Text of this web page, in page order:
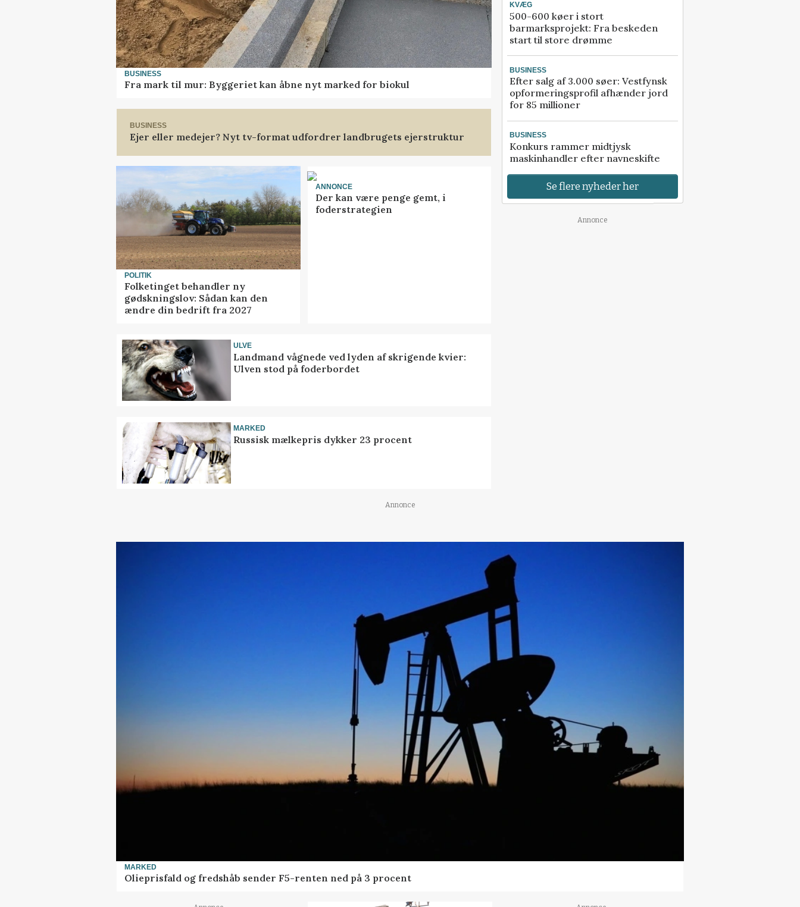
BUSINESS
Fra mark til mur: Byggeriet kan åbne nyt marked for biokul
BUSINESS
Ejer eller medejer? Nyt tv-format udfordrer landbrugets ejerstruktur
POLITIK
Folketinget behandler ny
gødskningslov: Sådan kan den
ændre din bedrift fra 2027
ANNONCE
Der kan være penge gemt, i
foderstrategien
ULVE
Landmand vågnede ved lyden af skrigende kvier:
Ulven stod på foderbordet
MARKED
Russisk mælkepris dykker 23 procent
KVÆG
500-600 køer i stort
barmarksprojekt: Fra beskeden
start til store drømme
BUSINESS
Efter salg af 3.000 søer: Vestfynsk
opformeringsprofil afhænder jord
for 85 millioner
BUSINESS
Konkurs rammer midtjysk
maskinhandler efter navneskifte
Se flere nyheder her
Annonce
Annonce
MARKED
Olieprisfald og fredshåb sender F5-renten ned på 3 procent